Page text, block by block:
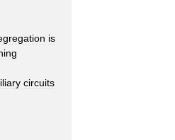
is
circuits